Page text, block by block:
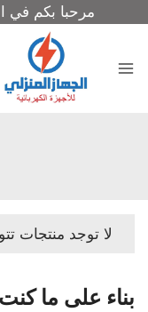
مرحبا بكم في
لا توجد منتجات
بناء على ما